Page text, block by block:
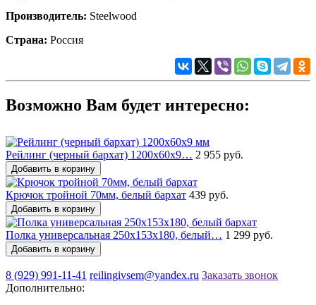
Производитель: Steelwood
Страна: Россия
Возможно Вам будет интересно:
Рейлинг (черный бархат) 1200х60х9… 2 955 руб.
Добавить в корзину
Крючок тройной 70мм, белый бархат 439 руб.
Добавить в корзину
Полка универсальная 250х153х180, белый… 1 299 руб.
Добавить в корзину
8 (929) 991-11-41 reilingivsem@yandex.ru Заказать звонок
Дополнительно: